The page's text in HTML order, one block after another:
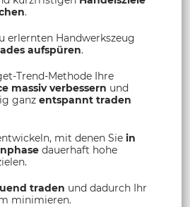
.
erlernten Handwerkszeug
aufspüren.
Trend-Methode Ihre
massiv verbessern und
ganz entspannt traden
mit denen Sie in
dauerhaft hohe
traden und dadurch Ihr
minimieren.